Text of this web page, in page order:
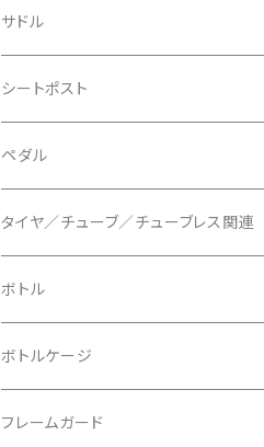
BLACKBURN/ブラックバーン
BLB/ビーエルビー
BLUEGRASS/ブルーグラス
BONTRAGER/ボントレガー
BURGTEC/バーグテック
BUSCH＋MULLER/ブッシュ＆ミュラー
CAMELBAK/キャメルバッグ
ケーブル類
チェーンガイド／キャッチャー
チェーンリング
ディスクブレーキ
ブレーキローター
ブレーキパッド
ディレーラーハンガー
トップキャップ
ベル
バーテープ
グリップカラー / バーエンドキャップ
サドル
シートポスト
ドロッパーポスト
シートクランプ
ペダル
ビンディングペダル
フラットペダル
クリート
タイヤ／チューブ／チューブレス関連
700c
29" / 27.5"
〜26"
ボトル
ボトルケージ
フレームガード